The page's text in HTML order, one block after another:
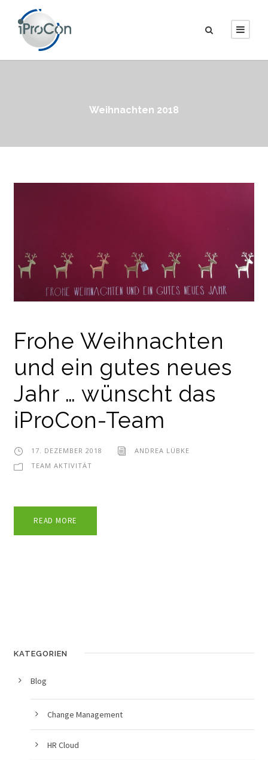
Weihnachten 2018
Frohe Weihnachten
und ein gutes neues
Jahr … wünscht das
iProCon-Team
17. DEZEMBER 2018
ANDREA LÜBKE
TEAM AKTIVITÄT
READ MORE
KATEGORIEN
Blog
Change Management
HR Cloud